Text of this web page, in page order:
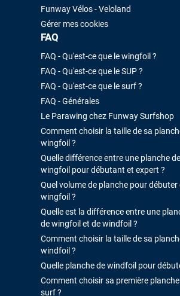
Funway Vélos - Veloland
Gérer mes cookies
FAQ
FAQ - Qu'est-ce que le wingfoil ?
FAQ - Qu'est-ce que le SUP ?
FAQ - Qu'est-ce que le surf ?
FAQ - Générales
Le Parawing chez Funway Surfshop
Comment choisir la taille de sa
wingfoil ?
Quelle différence entre une planche de
wingfoil pour débutant et expert ?
Quel volume de planche pour débuter
wingfoil ?
Quelle est la différence entre une
de wingfoil et de windfoil ?
Comment choisir la taille de sa
windfoil ?
Quelle planche de windfoil pour
Comment choisir sa première
surf ?